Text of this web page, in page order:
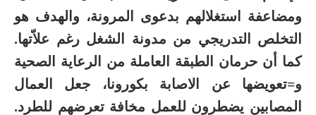
ومضاعفة استغلالهم بدعوى المرونة، والهدف هو
التخلص التدريجي من مدونة الشغل رغم علاّتها.
كما أن حرمان الطبقة العاملة من الرعاية الصحية
و=تعويضها عن الاصابة بكورونا، جعل العمال
المصابين يضطرون للعمل مخافة تعرضهم للطرد.